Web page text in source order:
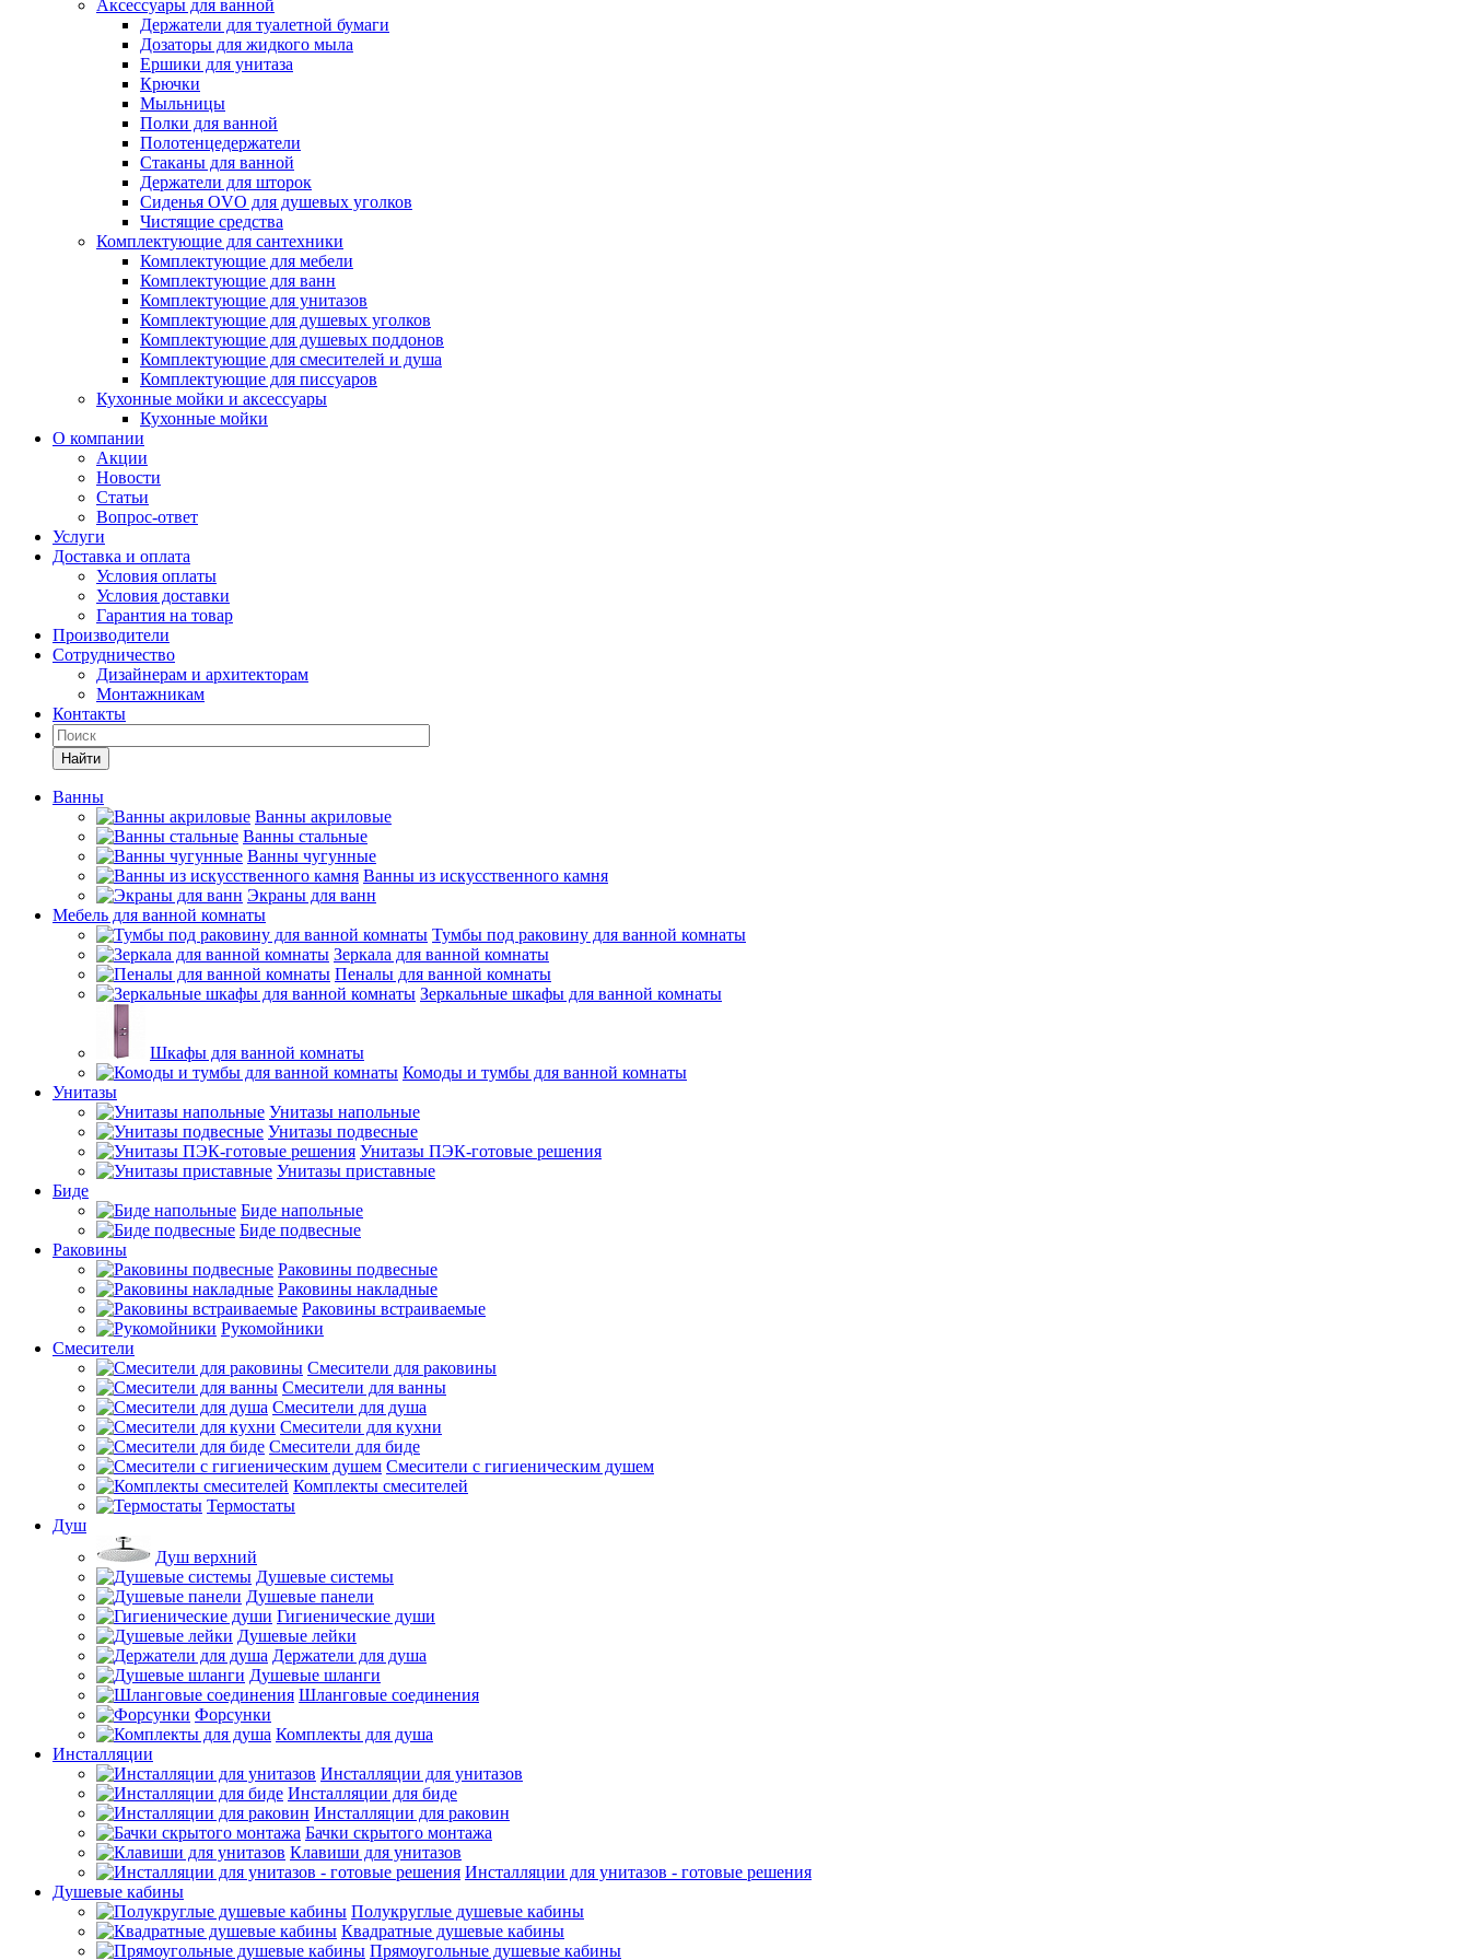
Аксессуары для ванной
Держатели для туалетной бумаги
Дозаторы для жидкого мыла
Ершики для унитаза
Крючки
Мыльницы
Полки для ванной
Полотенцедержатели
Стаканы для ванной
Держатели для шторок
Сиденья OVO для душевых уголков
Чистящие средства
Комплектующие для сантехники
Комплектующие для мебели
Комплектующие для ванн
Комплектующие для унитазов
Комплектующие для душевых уголков
Комплектующие для душевых поддонов
Комплектующие для смесителей и душа
Комплектующие для писсуаров
Кухонные мойки и аксессуары
Кухонные мойки
О компании
Акции
Новости
Статьи
Вопрос-ответ
Услуги
Доставка и оплата
Условия оплаты
Условия доставки
Гарантия на товар
Производители
Сотрудничество
Дизайнерам и архитекторам
Монтажникам
Контакты
Найти
Ванны
Ванны акриловые
Ванны стальные
Ванны чугунные
Ванны из искусственного камня
Экраны для ванн
Мебель для ванной комнаты
Тумбы под раковину для ванной комнаты
Зеркала для ванной комнаты
Пеналы для ванной комнаты
Зеркальные шкафы для ванной комнаты
Шкафы для ванной комнаты
Комоды и тумбы для ванной комнаты
Унитазы
Унитазы напольные
Унитазы подвесные
Унитазы ПЭК-готовые решения
Унитазы приставные
Биде
Биде напольные
Биде подвесные
Раковины
Раковины подвесные
Раковины накладные
Раковины встраиваемые
Рукомойники
Смесители
Смесители для раковины
Смесители для ванны
Смесители для душа
Смесители для кухни
Смесители для биде
Смесители с гигиеническим душем
Комплекты смесителей
Термостаты
Душ
Душ верхний
Душевые системы
Душевые панели
Гигиенические души
Душевые лейки
Держатели для душа
Душевые шланги
Шланговые соединения
Форсунки
Комплекты для душа
Инсталляции
Инсталляции для унитазов
Инсталляции для биде
Инсталляции для раковин
Бачки скрытого монтажа
Клавиши для унитазов
Инсталляции для унитазов - готовые решения
Душевые кабины
Полукруглые душевые кабины
Квадратные душевые кабины
Прямоугольные душевые кабины